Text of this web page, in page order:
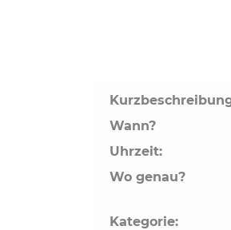
Bildung und
Wirtschaft,
Tourismus,
Wann?
Uhrzeit:
Wo genau?
Kategorie: